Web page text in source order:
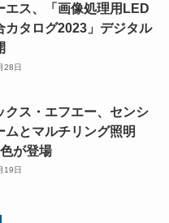
エス、「画像処理用LED
カタログ2023」デジタル
28日
クス・エフエー、センシ
ムとマルチリング照明
が登場
19日